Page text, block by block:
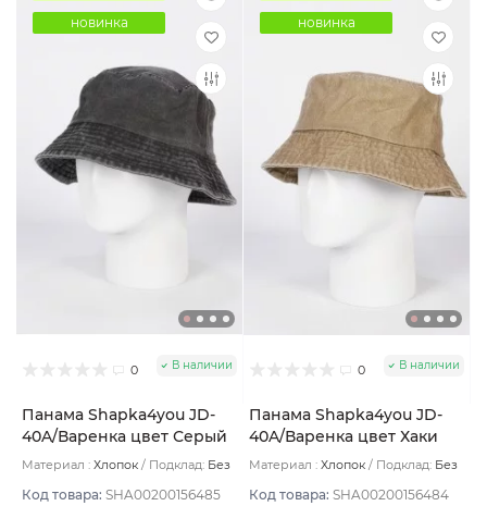
новинка
0 В наличии
Панама Shapka4you JD-
40A/Варенка цвет Серый
темный
Материал : Хлопок Подклад: Без
Код товара: SHA00200156485
новинка
0 В наличии
Панама Shapka4you JD-
40A/Варенка цвет Хаки
светлый
Материал : Хлопок Подклад: Без
Код товара: SHA00200156484